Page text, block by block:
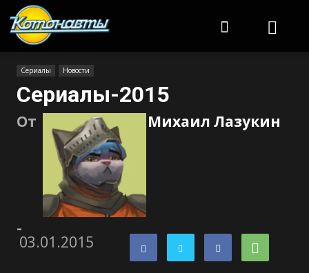
Сериалы Новости
Сериалы-2015
От Михаил Лазукин
-
03.01.2015